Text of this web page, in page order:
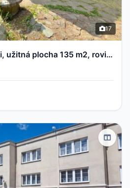
17
Rodinný dům v Davli, užitná plocha 135 m2, rovinatý pozemek 594 m2